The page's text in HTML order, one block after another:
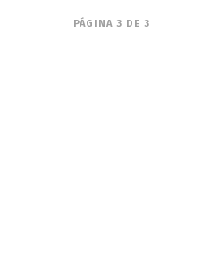
PÁGINA 3 DE 3